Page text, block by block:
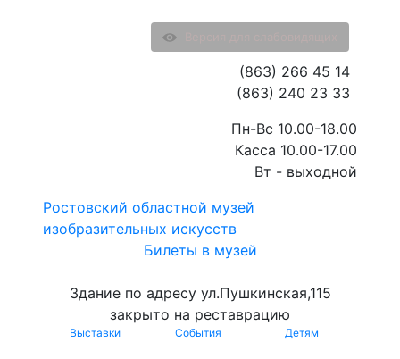
Ростовский областной музей
изобразительных искусств
Билеты в музей
Здание по адресу ул.Пушкинская,115
закрыто на реставрацию
Выставки События Детям
(863) 266 45 14
(863) 240 23 33
Пн-Вс 10.00-18.00
Касса 10.00-17.00
Вт - выходной